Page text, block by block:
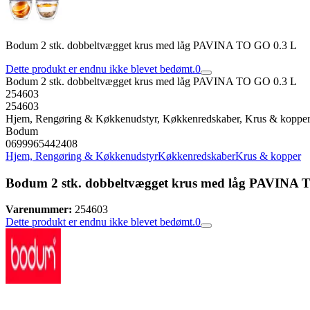
Bodum 2 stk. dobbeltvægget krus med låg PAVINA TO GO 0.3 L
Dette produkt er endnu ikke blevet bedømt.0
Bodum 2 stk. dobbeltvægget krus med låg PAVINA TO GO 0.3 L
254603
254603
Hjem, Rengøring & Køkkenudstyr, Køkkenredskaber, Krus & kopper
Bodum
0699965442408
Hjem, Rengøring & KøkkenudstyrKøkkenredskaberKrus & kopper
Bodum 2 stk. dobbeltvægget krus med låg PAVINA
Varenummer: 254603
Dette produkt er endnu ikke blevet bedømt.0